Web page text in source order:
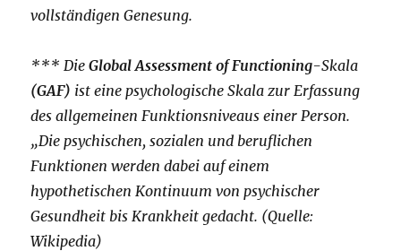
vollständigen Genesung.
*** DieGlobal Assessment of Functioning-Skala
(GAF) ist eine psychologische Skala zur Erfassung
des allgemeinen Funktionsniveaus einer Person.
„Die psychischen, sozialen und beruflichen
Funktionen werden dabei auf einem
hypothetischen Kontinuum von psychischer
Gesundheit bis Krankheit gedacht. (Quelle:
Wikipedia)